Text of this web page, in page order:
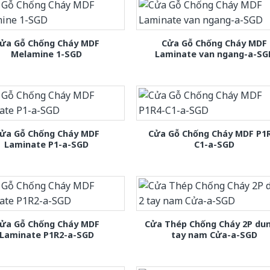
Gỗ Chống Cháy MDF
Melamine 1-SGD
Cửa Gỗ Chống Cháy MDF
Laminate van ngang-a-
Gỗ Chống Cháy MDF
Laminate P1-a-SGD
Cửa Gỗ Chống Cháy MDF
C1-a-SGD
Gỗ Chống Cháy MDF
P1R2-a-SGD
Cửa Thép Chống Cháy 2P
tay nam Cửa-a-SGD